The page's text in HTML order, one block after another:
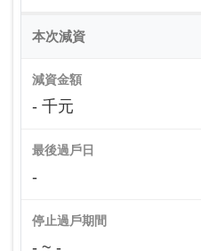
本次減資
減資金額
- 千元
最後過戶日
-
停止過戶期間